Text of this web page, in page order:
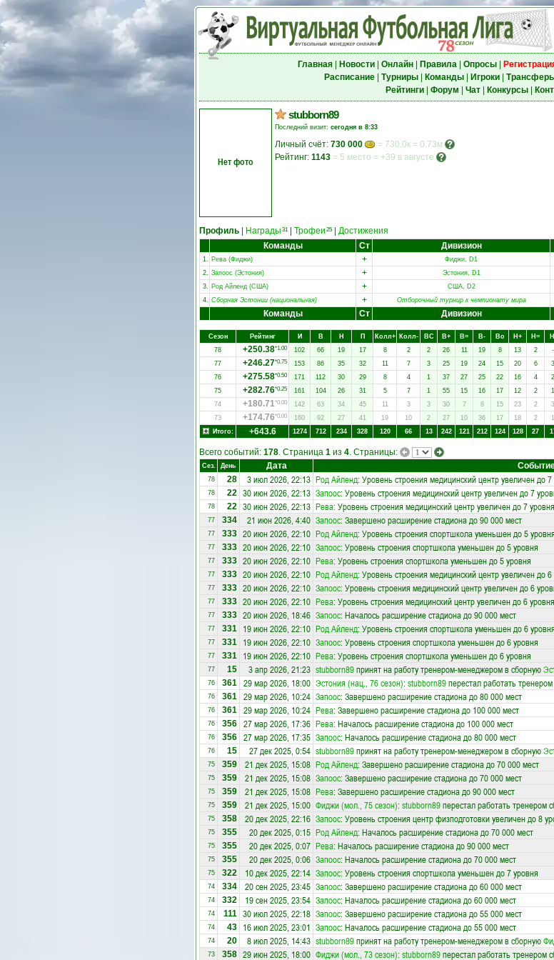
Главная| Новости| Онлайн| Правила| Опросы|
Расписание| Турниры| Команды| Игроки|
Рейтинги| Форум Чат| Конкурсы|
Нет фото
stubborn89
Последний визит: сегодня в 8:33
Личный счёт: 730 000
= 730.0к = 0.73м
Рейтинг: 1143 = 5 место = +39 в августе
Профиль Награды 31 Трофеи 25
Достижения
Команды
Ст Дивизион
1. Рева (Фиджи) + Фиджи, D1
2. Запоос (Эстония) + Эстония, D1
3. Род Айленд (США) + США, D2
4. Сборная Эстонии (национальная) + Отборочный турнир к чемпионату мира
Команды Ст Дивизион
Сезон Рейтинг И В Н П Колл+ Колл- ВC В+ В= В- Вo Н+ Н=
78
+250.38*1.00 102 66 19 17 8 2 2 26 11 19 8 13 2 -
77
+246.27*0.75 153 86 35 32 11 7 3 25 19 24 15 20 6 3
76
+275.58*0.50 171 112 30 29 8 4 1 37 27 25 22 16 4 2
75
+282.76*0.25 161 104 26 31 5 7 1 55 15 16 17 12 2 1
74
+180.71*0.00 142 63 34 45 11 3 3 30 7 8 15 23 2 3
73
+174.76*0.00 160 92 27 41 19 10 2 27 10 36 17 18 2 1
Итого:
+643.6 1274 712 234 328 120 66 13 242 121 212 124 128 27
Всего событий: 178. Страница 1 из 4. Страницы:
Сез. День Дата
78 28 3 июл 2026, 22:13 Род Айленд: Уровень строения медицинский центр увеличен до 7
78 22 30 июн 2026, 22:13 Запоос: Уровень строения медицинский центр увеличен до 7
78 22 30 июн 2026, 22:13 Рева: Уровень строения медицинский центр увеличен до 7 уровня
77 334 21 июн 2026, 4:40 Запоос: Завершено расширение стадиона до 90 000 мест
77 333 20 июн 2026, 22:10 Род Айленд: Уровень строения спортшкола уменьшен до 5 уровня
77 333 20 июн 2026, 22:10 Запоос: Уровень строения спортшкола уменьшен до 5 уровня
77 333 20 июн 2026, 22:10 Рева: Уровень строения спортшкола уменьшен до 5 уровня
77 333 20 июн 2026, 22:10 Род Айленд: Уровень строения медицинский центр увеличен до 6
77 333 20 июн 2026, 22:10 Запоос: Уровень строения медицинский центр увеличен до 6
77 333 20 июн 2026, 22:10 Рева: Уровень строения медицинский центр увеличен до 6 уровня
77 333 20 июн 2026, 18:46 Запоос: Началось расширение стадиона до 90 000 мест
77 331 19 июн 2026, 22:10 Род Айленд: Уровень строения спортшкола уменьшен до 6 уровня
77 331 19 июн 2026, 22:10 Запоос: Уровень строения спортшкола уменьшен до 6 уровня
77 331 19 июн 2026, 22:10 Рева: Уровень строения спортшкола уменьшен до 6 уровня
77 15 3 апр 2026, 21:23 stubborn89принят на работу тренером-менеджером в сборную
76 361 29 мар 2026, 18:00 Эстония (нац., 76 сезон): stubborn89перестал работать
76 361 29 мар 2026, 10:24 Запоос: Завершено расширение стадиона до 80 000 мест
76 361 29 мар 2026, 10:24 Рева: Завершено расширение стадиона до 100 000 мест
76 356 27 мар 2026, 17:36 Рева: Началось расширение стадиона до 100 000 мест
76 356 27 мар 2026, 17:35 Запоос: Началось расширение стадиона до 80 000 мест
76 15 27 дек 2025, 0:54 stubborn89принят на работу тренером-менеджером в сборную
75 359 21 дек 2025, 15:08 Род Айленд: Завершено расширение стадиона до 70 000 мест
75 359 21 дек 2025, 15:08 Запоос: Завершено расширение стадиона до 70 000 мест
75 359 21 дек 2025, 15:08 Рева: Завершено расширение стадиона до 90 000 мест
75 359 21 дек 2025, 15:00 Фиджи (мол., 75 сезон): stubborn89перестал работать тренером
75 358 20 дек 2025, 22:16 Запоос: Уровень строения центр физподготовки увеличен до 8
75 355 20 дек 2025, 0:15 Род Айленд: Началось расширение стадиона до 70 000 мест
75 355 20 дек 2025, 0:07 Рева: Началось расширение стадиона до 90 000 мест
75 355 20 дек 2025, 0:06 Запоос: Началось расширение стадиона до 70 000 мест
75 322 10 дек 2025, 22:14 Запоос: Уровень строения спортшкола уменьшен до 7 уровня
74 334 20 сен 2025, 23:45 Запоос: Завершено расширение стадиона до 60 000 мест
74 332 19 сен 2025, 23:54 Запоос: Началось расширение стадиона до 60 000 мест
74 111 30 июл 2025, 22:18 Запоос: Завершено расширение стадиона до 55 000 мест
74 43 16 июл 2025, 23:01 Запоос: Началось расширение стадиона до 55 000 мест
74 20 8 июл 2025, 14:43 stubborn89принят на работу тренером-менеджером в сборную
73 358 29 июн 2025, 18:00 Фиджи (мол., 73 сезон): stubborn89перестал работать тренером